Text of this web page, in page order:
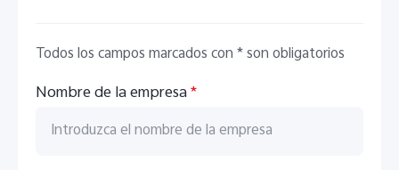
Todos los campos marcados con * son obligatorios
Nombre de la empresa*